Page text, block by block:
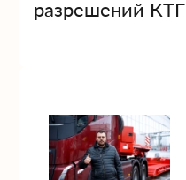
разрешений КТГ